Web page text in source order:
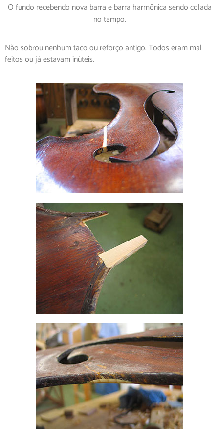
O fundo recebendo nova barra e barra harmônica sendo colada
no tampo.
Não sobrou nenhum taco ou reforço antigo. Todos eram mal
feitos ou já estavam inúteis.